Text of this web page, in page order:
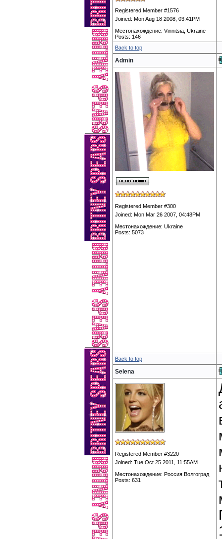
Registered Member #1576
Joined: Mon Aug 18 2008, 03:41PM
Местонахождение: Vinnitsia, Ukraine
Posts: 146
Back to top
Admin
Registered Member #300
Joined: Mon Mar 26 2007, 04:48PM
Местонахождение: Ukraine
Posts: 5073
Back to top
Selena
Registered Member #3220
Joined: Tue Oct 25 2011, 11:55AM
Местонахождение: Россия Волгоград
Posts: 631